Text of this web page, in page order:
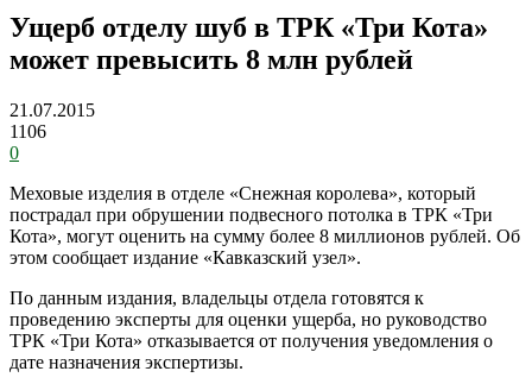
Ущерб отделу шуб в ТРК «Три Кота»
может превысить 8 млн рублей
21.07.2015
1106
0
Меховые изделия в отделе «Снежная королева», который
пострадал при обрушении подвесного потолка в ТРК «Три
Кота», могут оценить на сумму более 8 миллионов рублей. Об
этом сообщает издание «Кавказский узел».
По данным издания, владельцы отдела готовятся к
проведению эксперты для оценки ущерба, но руководство
ТРК «Три Кота» отказывается от получения уведомления о
дате назначения экспертизы.